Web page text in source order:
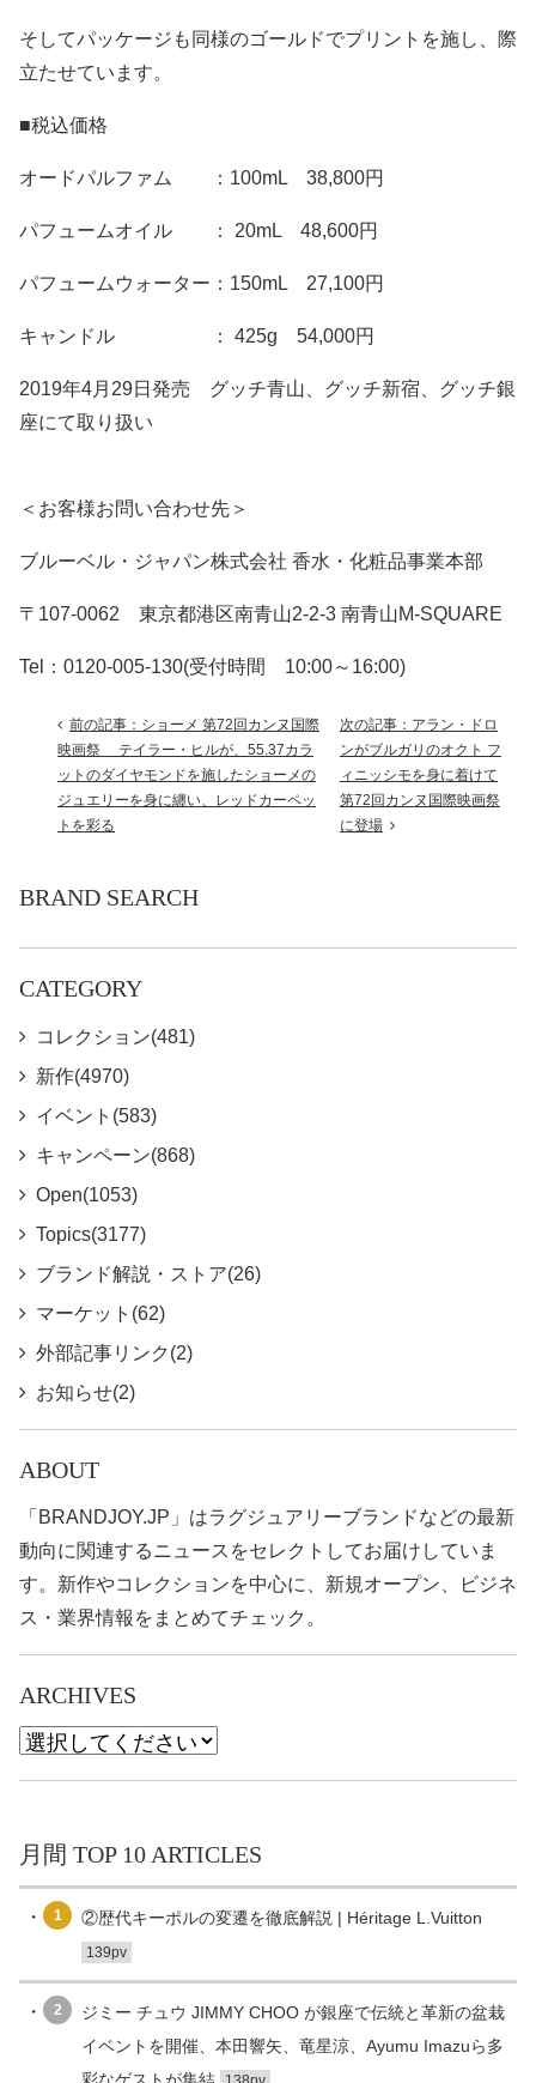
そしてパッケージも同様のゴールドでプリントを施し、際
立たせています。
■税込価格
オードパルファム ：100mL 38,800円
パフュームオイル ： 20mL 48,600円
パフュームウォーター：150mL 27,100円
キャンドル ： 425g 54,000円
2019年4月29日発売 グッチ青山、グッチ新宿、グッチ銀
座にて取り扱い
＜お客様お問い合わせ先＞
ブルーベル・ジャパン株式会社 香水・化粧品事業本部
〒107-0062 東京都港区南青山2-2-3 南青山M-SQUARE
Tel：0120-005-130(受付時間 10:00～16:00)
前の記事：ショーメ 第72回カンヌ国際
映画祭 テイラー・ヒルが、55.37カラ
ットのダイヤモンドを施したショーメの
ジュエリーを身に纏い、レッドカーペッ
トを彩る
次の記事：アラン・ドロ
ンがブルガリのオクト フ
ィニッシモを身に着けて
第72回カンヌ国際映画祭
に登場
BRAND SEARCH
CATEGORY
コレクション(481)
新作(4970)
イベント(583)
キャンペーン(868)
Open(1053)
Topics(3177)
ブランド解説・ストア(26)
マーケット(62)
外部記事リンク(2)
お知らせ(2)
ABOUT
「BRANDJOY.JP」はラグジュアリーブランドなどの最新
動向に関連するニュースをセレクトしてお届けしていま
す。新作やコレクションを中心に、新規オープン、ビジネ
ス・業界情報をまとめてチェック。
ARCHIVES
月間 TOP 10 ARTICLES
1 ②歴代キーポルの変遷を徹底解説 | Héritage L.Vuitton
139pv
2
ジミー チュウ JIMMY CHOO が銀座で伝統と革新の盆栽
イベントを開催、本田響矢、竜星涼、Ayumu Imazuら多